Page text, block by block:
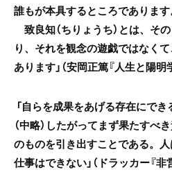
誰もが本具するところであります
致良知（ちりょうち）とは、そ
り、それを観念の遊戯ではなく
あります」（安岡正篤『人生と陽明学
「自らを成果をあげる存在にで
（中略）したがってまず果たすべ
のものを引き出すことである。
仕事はできない」（ドラッカー『非